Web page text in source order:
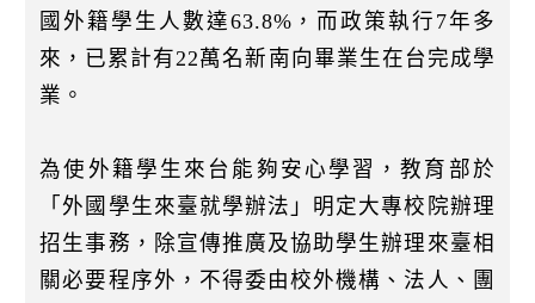
國外籍學生人數達63.8%，而政策執行7年多
來，已累計有22萬名新南向畢業生在台完成學
業。
為使外籍學生來台能夠安心學習，教育部於
「外國學生來臺就學辦法」明定大專校院辦理
招生事務，除宣傳推廣及協助學生辦理來臺相
關必要程序外，不得委由校外機構、法人、團